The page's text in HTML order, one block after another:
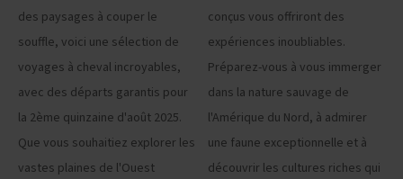
des paysages à couper le
souffle, voici une sélection de
voyages à cheval incroyables,
avec des départs garantis pour
la 2ème quinzaine d'août 2025.
Que vous souhaitiez explorer les
vastes plaines de l'Ouest
conçus vous offriront des
expériences inoubliables.
Préparez-vous à vous immerger
dans la nature sauvage de
l'Amérique du Nord, à admirer
une faune exceptionnelle et à
découvrir les cultures riches qui